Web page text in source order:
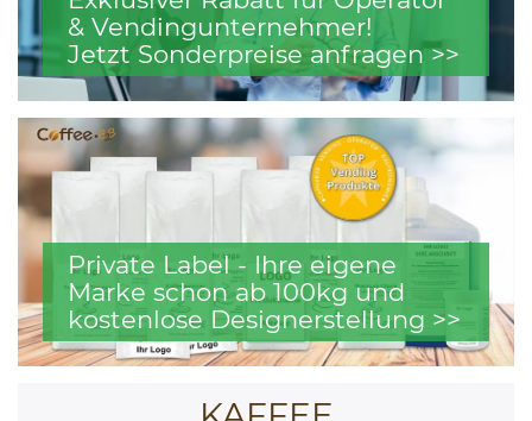
& Vendingunternehmer!
Jetzt Sonderpreise anfragen >>
Private Label - Ihre eigene
Marke schon ab 100kg und
kostenlose Designerstellung >>